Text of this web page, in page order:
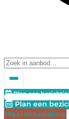
Plan een
Plan een
Waardebepaling